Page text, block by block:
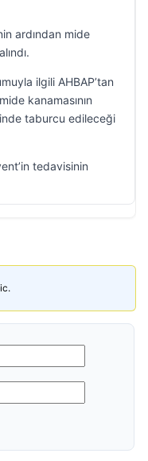
ardından mide
ilgili AHBAP’tan
kanamasının
taburcu edileceği
tedavisinin